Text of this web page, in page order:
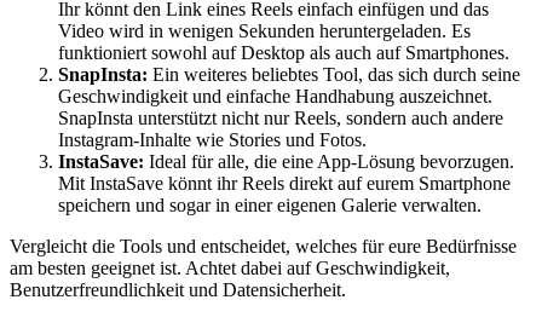
Ihr könnt den Link eines Reels einfach einfügen und das
Video wird in wenigen Sekunden heruntergeladen. Es
funktioniert sowohl auf Desktop als auch auf Smartphones.
SnapInsta: Ein weiteres beliebtes Tool, das sich durch seine
Geschwindigkeit und einfache Handhabung auszeichnet.
SnapInsta unterstützt nicht nur Reels, sondern auch andere
Instagram-Inhalte wie Stories und Fotos.
InstaSave: Ideal für alle, die eine App-Lösung bevorzugen.
Mit InstaSave könnt ihr Reels direkt auf eurem Smartphone
speichern und sogar in einer eigenen Galerie verwalten.
Vergleicht die Tools und entscheidet, welches für eure Bedürfnisse
am besten geeignet ist. Achtet dabei auf Geschwindigkeit,
Benutzerfreundlichkeit und Datensicherheit.